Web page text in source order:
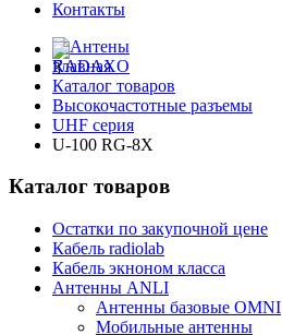
Контакты
Главная
Каталог товаров
Высокочастотные разъемы
UHF серия
U-100 RG-8X
Каталог товаров
Остатки по закупочной цене
Кабель radiolab
Кабель экноном класса
Антенны ANLI
Антенны базовые OMNI
Мобильные антенны